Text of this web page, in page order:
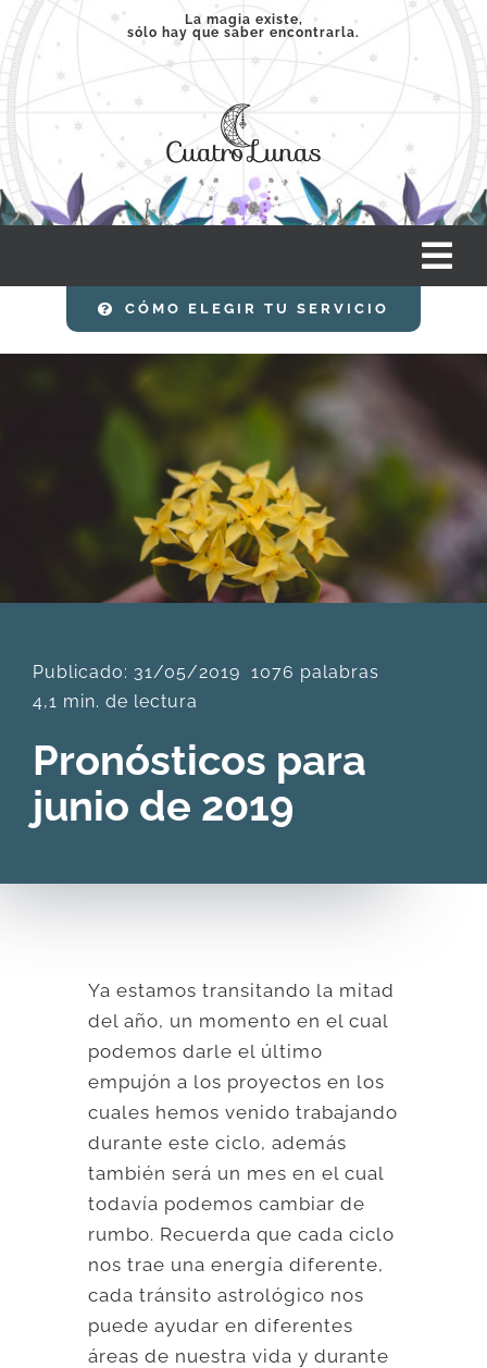
Saltar
contenido
La magia existe,
sólo hay que saber encontrarla.
INICIO
PRODUCTOS
ARTÍCULOS
ACERCA
CONTACTO
CÓMO ELEGIR TU SERVICIO
Publicado: 31/05/2019 1076 palabras
4,1 min. de lectura
Pronósticos para
junio de 2019
Ya estamos transitando la mitad
del año, un momento en el cual
podemos darle el último
empujón a los proyectos en los
cuales hemos venido trabajando
durante este ciclo, además
también será un mes en el cual
todavía podemos cambiar de
rumbo. Recuerda que cada ciclo
nos trae una energía diferente,
cada tránsito astrológico nos
puede ayudar en diferentes
áreas de nuestra vida y durante